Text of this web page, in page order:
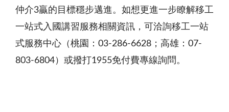
仲介3贏的目標穩步邁進。如想更進一步瞭解移工
一站式入國講習服務相關資訊，可洽詢移工一站
式服務中心（桃園：03-286-6628；高雄：07-
803-6804）或撥打1955免付費專線詢問。